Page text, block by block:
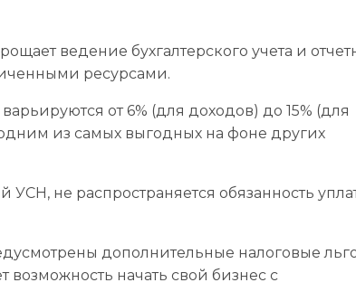
ведение бухгалтерского учета и
ресурсами.
от 6% (для доходов) до 15% (для
из самых выгодных на фоне других
не распространяется обязанность
дополнительные налоговые
возможность начать свой бизнес с